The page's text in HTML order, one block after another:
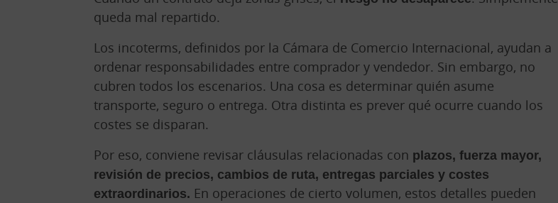
queda mal repartido.
Los incoterms, definidos por la Cámara de Comercio Internacional, ayudan a
ordenar responsabilidades entre comprador y vendedor. Sin embargo, no
cubren todos los escenarios. Una cosa es determinar quién asume
transporte, seguro o entrega. Otra distinta es prever qué ocurre cuando los
costes se disparan.
Por eso, conviene revisar cláusulas relacionadas con plazos, fuerza mayor,
revisión de precios, cambios de ruta, entregas parciales y costes
extraordinarios. En operaciones de cierto volumen, estos detalles pueden